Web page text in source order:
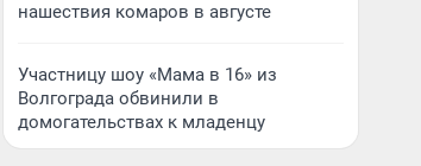
нашествия комаров в августе
Участницу шоу «Мама в 16» из
Волгограда обвинили в
домогательствах к младенцу